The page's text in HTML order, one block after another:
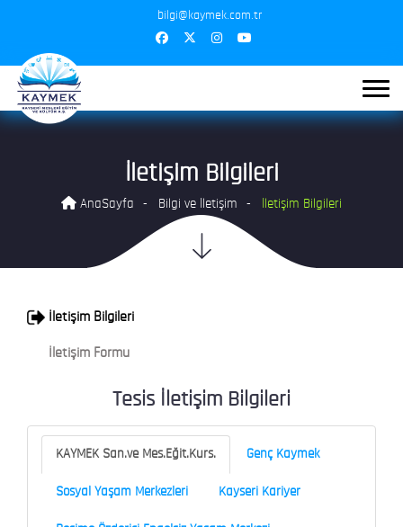
bilgi@kaymek.com.tr
İletişim Bilgileri
AnaSayfa Bilgi ve İletişim İletişim Bilgileri
İletişim Bilgileri
İletişim Formu
Tesis İletişim Bilgileri
KAYMEK San.ve Mes.Eğit.Kurs. Genç Kaymek
Sosyal Yaşam Merkezleri Kayseri Kariyer